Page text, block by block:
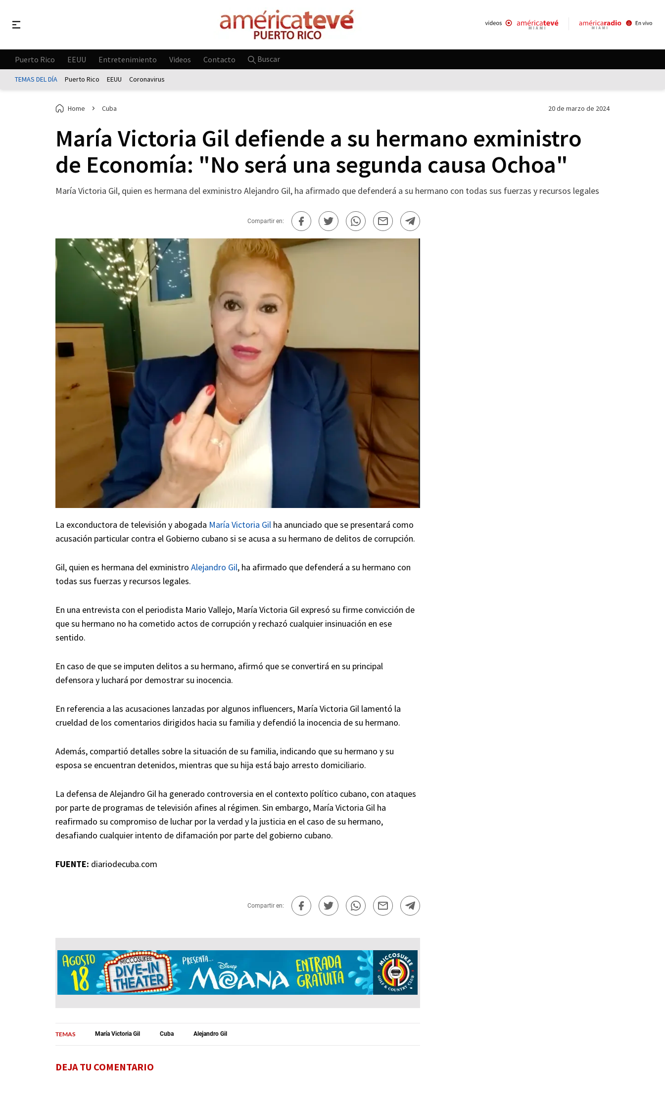
Puerto Rico EEUU Entretenimiento Videos Contacto Buscar
TEMAS DEL DÍA Puerto Rico EEUU Coronavirus
Home Cuba 20 de marzo de 2024
María Victoria Gil defiende a su hermano exministro
de Economía: "No será una segunda causa Ochoa"
María Victoria Gil, quien es hermana del exministro Alejandro Gil, ha afirmado que defenderá a su hermano con todas sus fuerzas y recursos legales
Compartir en:
La exconductora de televisión y abogada María Victoria Gil ha anunciado que se presentará como
acusación particular contra el Gobierno cubano si se acusa a su hermano de delitos de corrupción.
Gil, quien es hermana del exministro Alejandro Gil, ha afirmado que defenderá a su hermano con
todas sus fuerzas y recursos legales.
En una entrevista con el periodista Mario Vallejo, María Victoria Gil expresó su firme convicción de
que su hermano no ha cometido actos de corrupción y rechazó cualquier insinuación en ese
sentido.
En caso de que se imputen delitos a su hermano, afirmó que se convertirá en su principal
defensora y luchará por demostrar su inocencia.
En referencia a las acusaciones lanzadas por algunos influencers, María Victoria Gil lamentó la
crueldad de los comentarios dirigidos hacia su familia y defendió la inocencia de su hermano.
Además, compartió detalles sobre la situación de su familia, indicando que su hermano y su
esposa se encuentran detenidos, mientras que su hija está bajo arresto domiciliario.
La defensa de Alejandro Gil ha generado controversia en el contexto político cubano, con ataques
por parte de programas de televisión afines al régimen. Sin embargo, María Victoria Gil ha
reafirmado su compromiso de luchar por la verdad y la justicia en el caso de su hermano,
desafiando cualquier intento de difamación por parte del gobierno cubano.
FUENTE: diariodecuba.com
Compartir en:
TEMAS María Victoria Gil Cuba Alejandro Gil
DEJA TU COMENTARIO